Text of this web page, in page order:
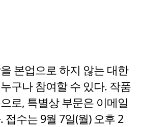
본업으로 하지 않는 대한
구나 참여할 수 있다. 작품
로, 특별상 부문은 이메일
접수는 9월 7일(월) 오후 2